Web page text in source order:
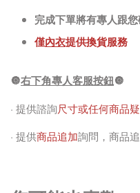
完成下單將有專人跟
僅內衣提供換貨服務
🔘右下角專人客服按鈕🔘
· 提供諮詢尺寸或任何商品
· 提供商品追加詢問，商品